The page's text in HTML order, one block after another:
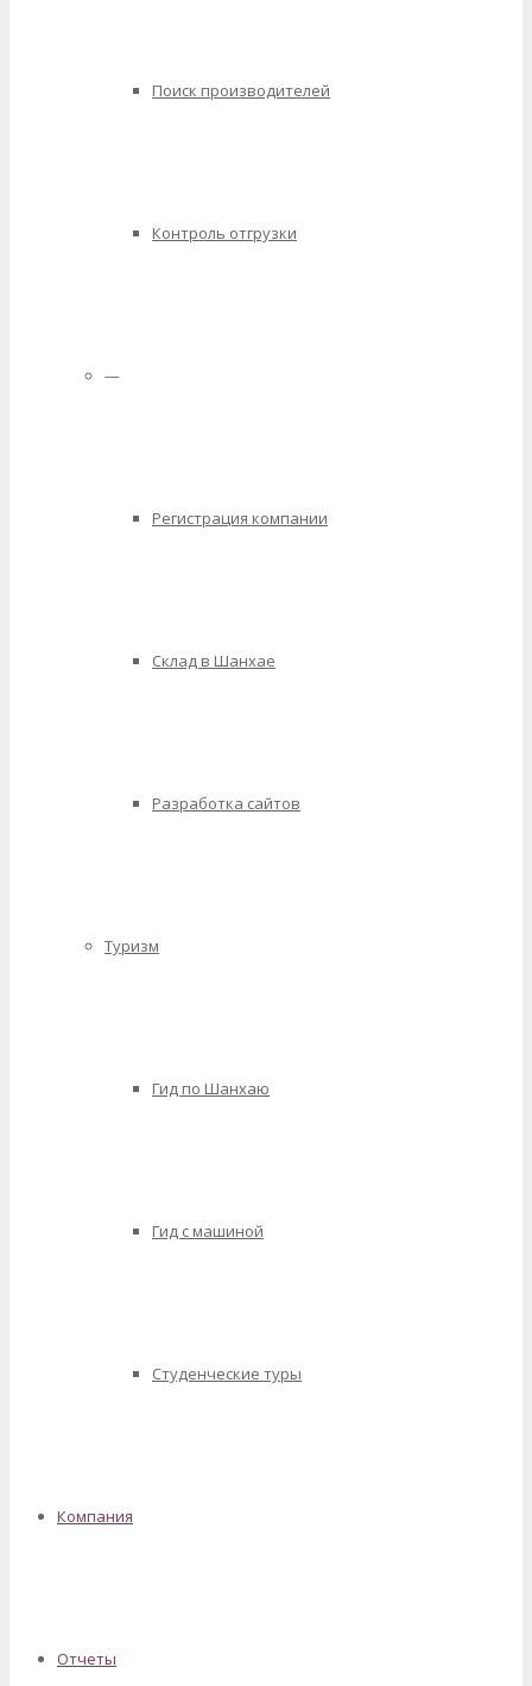
Поиск производителей
Контроль отгрузки
—
Регистрация компании
Склад в Шанхае
Разработка сайтов
Туризм
Гид по Шанхаю
Гид с машиной
Студенческие туры
Компания
Отчеты